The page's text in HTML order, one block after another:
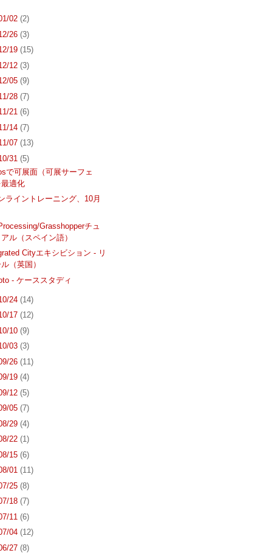
02 (2)
26 (3)
19 (15)
12 (3)
05 (9)
28 (7)
21 (6)
14 (7)
07 (13)
31 (5)
で可展面（可展サーフェ
適化
ライントレーニング、10月
Grasshopperチュ
ル（スペイン語）
Cityエキシビション - リ
（英国）
- ケーススタディ
24 (14)
17 (12)
10 (9)
03 (3)
26 (11)
19 (4)
12 (5)
05 (7)
29 (4)
22 (1)
15 (6)
01 (11)
25 (8)
18 (7)
11 (6)
04 (12)
27 (8)